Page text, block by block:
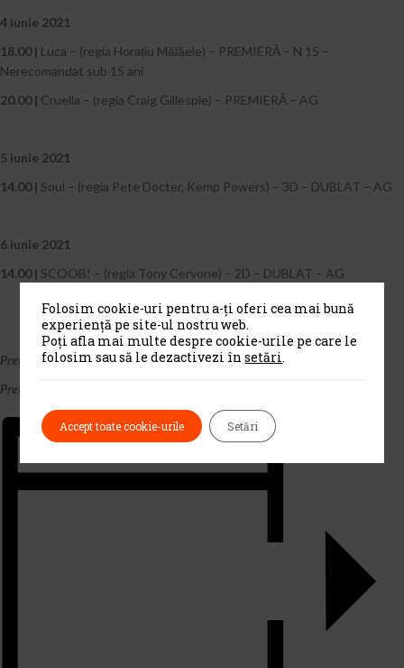
4 iunie 2021
18.00 | Luca – (regia Horațiu Mălăele) – PREMIERĂ – N 15 –
Nerecomandat sub 15 ani
20.00 | Cruella – (regia Craig Gillespie) – PREMIERĂ – AG
5 iunie 2021
14.00 | Soul – (regia Pete Docter, Kemp Powers) – 3D – DUBLAT – AG
6 iunie 2021
14.00 | SCOOB! – (regia Tony Cervone) – 2D – DUBLAT – AG
Preț bilet normal: 12 lei
Preț bilet 3D: 15 lei (ochelarii incluși)
Folosim cookie-uri pentru a-ți oferi cea mai bună
experiență pe site-ul nostru web.
Poți afla mai multe despre cookie-urile pe care le
folosim sau să le dezactivezi însetări.
Accept toate cookie-urile Setări